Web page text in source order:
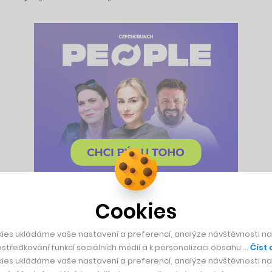
metro už kvalitní videoherní zpracování mají, ale na
Herní vývoj je pro něj (zatím?) jen koníčkem,
vzniká v jeho volném čase.
Cookies
ukládáme vaše nastavení a preferencí, analýze návštěvnosti
funkcí sociálních médií a k personalizaci obsahu … Číst
ukládáme vaše nastavení a preferencí, analýze návštěvnosti